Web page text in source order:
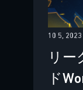
10 5, 2023
リー
ド